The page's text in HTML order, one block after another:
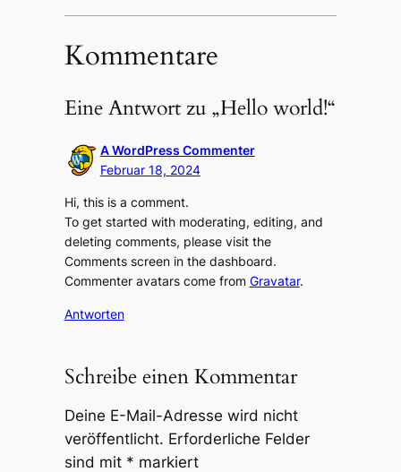
Kommentare
Eine Antwort zu „Hello world!“
A WordPress Commenter
Februar 18, 2024
Hi, this is a comment.
To get started with moderating, editing, and
deleting comments, please visit the
Comments screen in the dashboard.
Commenter avatars come from Gravatar.
Antworten
Schreibe einen Kommentar
Deine E-Mail-Adresse wird nicht
veröffentlicht. Erforderliche Felder
sind mit * markiert